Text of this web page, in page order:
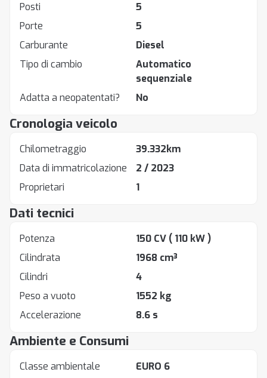
Posti
5
Porte
5
Carburante
Diesel
Tipo di cambio
Automatico
sequenziale
Adatta a neopatentati?
No
Cronologia veicolo
Chilometraggio
39.332km
Data di immatricolazione
2 / 2023
Proprietari
1
Dati tecnici
Potenza 150 CV ( 110 kW )
Cilindrata
1968 cm³
Cilindri
4
Peso a vuoto
1552 kg
Accelerazione
8.6 s
Ambiente e Consumi
Classe ambientale
EURO 6